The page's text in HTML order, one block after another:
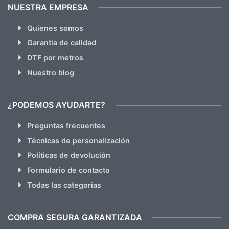
NUESTRA EMPRESA
Quienes somos
Garantia de calidad
DTF por metros
Nuestro blog
¿PODEMOS AYUDARTE?
Preguntas frecuentes
Técnicas de personalización
Políticas de devolución
Formulario de contacto
Todas las categorías
COMPRA SEGURA GARANTIZADA